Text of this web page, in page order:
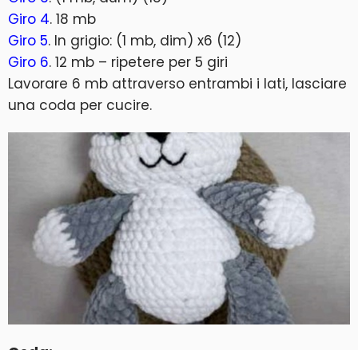
Giro 4. 18 mb
Giro 5. In grigio: (1 mb, dim) x6 (12)
Giro 6. 12 mb – ripetere per 5 giri
Lavorare 6 mb attraverso entrambi i lati, lasciare
una coda per cucire.